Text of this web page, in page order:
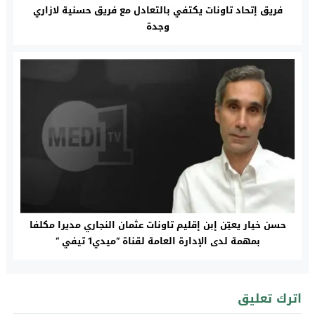
فريق إتحاد تاونات يكتفي بالتعادل مع فريق حسنية لازاري
وجدة‎
حسن خيار يعيّن إبن إقليم تاونات عثمان النجاري مديرا مكلفا
بمهمة لدى الإدارة العامة لقناة “ميدي1 تيفي “
اترك تعليق